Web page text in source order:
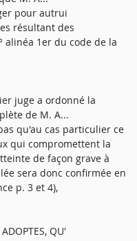
pour autrui
résultant des
alinéa 1er du code de la
juge a ordonné la
de M. A...
qu'au cas particulier ce
qui compromettent la
de façon grave à
sera donc confirmée en
p. 3 et 4),
QU'